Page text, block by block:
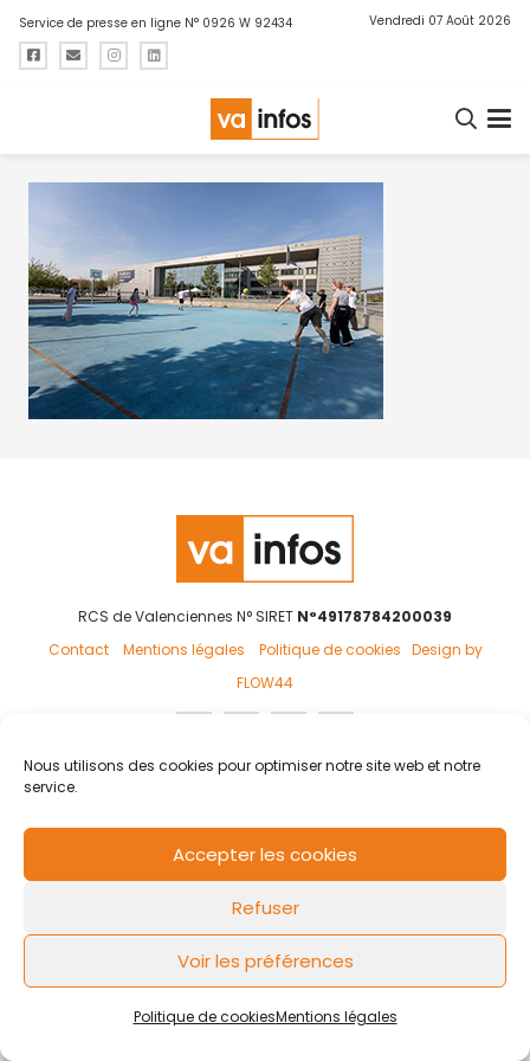
Nous utilisons des cookies pour optimiser notre site web et notre
service.
Accepter les cookies
Refuser
Voir les préférences
Politique de cookiesMentions légales
Service de presse en ligne N° 0926 W 92434 Vendredi 07 Août 2026
RCS de Valenciennes N° SIRET N°49178784200039
Contact
Mentions légales Politique de cookies Design by
FLOW44